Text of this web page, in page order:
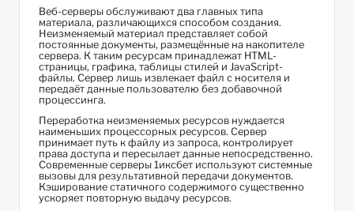
Веб-серверы обслуживают два главных типа
материала, различающихся способом создания.
Неизменяемый материал представляет собой
постоянные документы, размещённые на накопителе
сервера. К таким ресурсам принадлежат HTML-
страницы, графика, таблицы стилей и JavaScript-
файлы. Сервер лишь извлекает файл с носителя и
передаёт данные пользователю без добавочной
процессинга.
Переработка неизменяемых ресурсов нуждается
наименьших процессорных ресурсов. Сервер
принимает путь к файлу из запроса, контролирует
права доступа и пересылает данные непосредственно.
Современные серверы 1иксбет используют системные
вызовы для результативной передачи документов.
Кэширование статичного содержимого существенно
ускоряет повторную выдачу ресурсов.